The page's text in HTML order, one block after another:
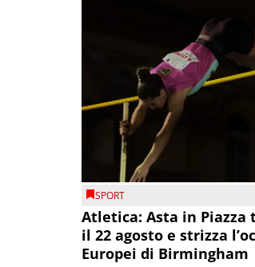
SPORT
Atletica: Asta in Piazza
il 22 agosto e strizza
Europei di Birmingham